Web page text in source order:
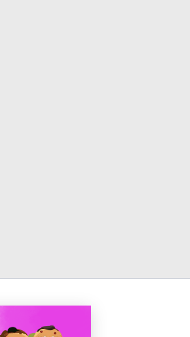
TRANSPORT